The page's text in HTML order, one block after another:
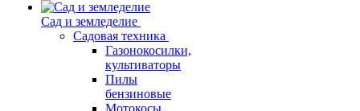
Сад и земледелие
Садовая техника
Газонокосилки,
культиваторы
Пилы
бензиновые
Мотокосы,